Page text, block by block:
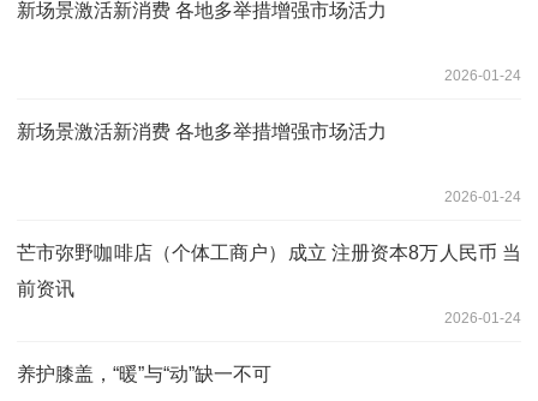
新场景激活新消费 各地多举措增强市场活力
2026-01-24
新场景激活新消费 各地多举措增强市场活力
2026-01-24
芒市弥野咖啡店（个体工商户）成立 注册资本8万人民币 当
前资讯
2026-01-24
养护膝盖，“暖”与“动”缺一不可